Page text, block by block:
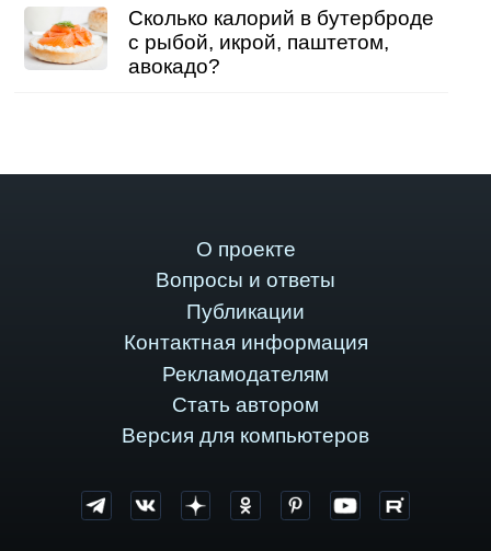
Сколько калорий в бутерброде
с рыбой, икрой, паштетом,
авокадо?
О проекте
Вопросы и ответы
Публикации
Контактная информация
Рекламодателям
Стать автором
Версия для компьютеров